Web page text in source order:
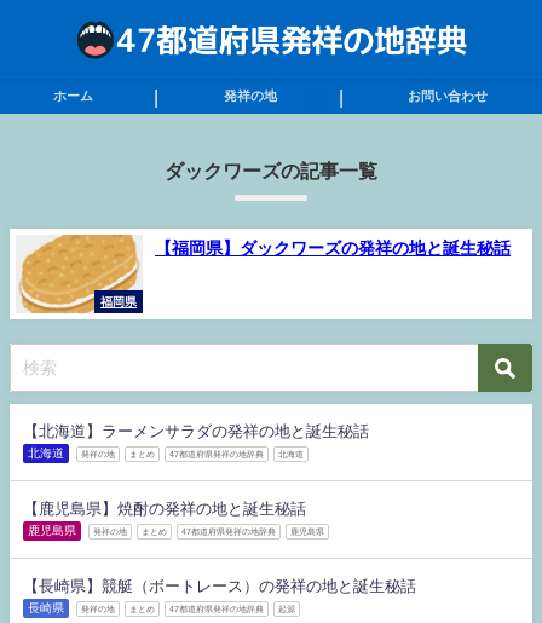
ホーム 発祥の地 お問い合わせ
ダックワーズの記事一覧
福岡県
【福岡県】ダックワーズの発祥の地と誕生秘話
【北海道】ラーメンサラダの発祥の地と誕生秘話
北海道 発祥の地 まとめ 47都道府県発祥の地辞典 北海道
【鹿児島県】焼酎の発祥の地と誕生秘話
鹿児島県 発祥の地 まとめ 47都道府県発祥の地辞典 鹿児島県
【長崎県】競艇（ボートレース）の発祥の地と誕生秘話
長崎県 発祥の地 まとめ 47都道府県発祥の地辞典 起源